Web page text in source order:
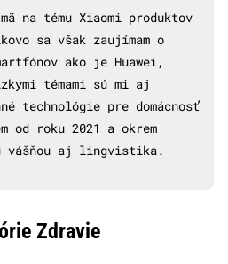
na tému Xiaomi produktov
sa však zaujímam o
ako je Huawei,
témami sú mi aj
technológie pre domácnosť
od roku 2021 a okrem
vášňou aj lingvistika.
Zdravie